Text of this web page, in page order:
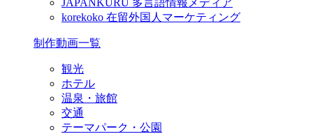
JAPANKURU 多言語情報メディア
korekoko 在留外国人マーケティング
制作動画一覧
観光
ホテル
温泉・旅館
交通
テーマパーク・公園